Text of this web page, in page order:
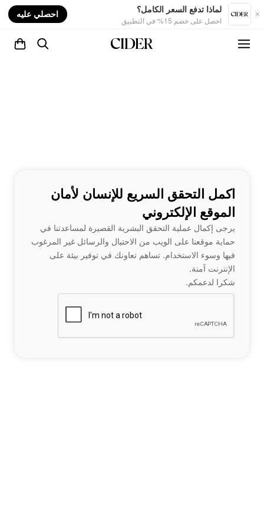
لماذا تدفع السعر الكامل؟
احصل على خصم 15% في التطبيق
احصلي عليه
اكمل التحقق السريع للإنسان لأمان
الموقع الإلكتروني
يرجى إكمال عملية التحقق البشرية القصيرة لمساعدتنا في
حماية موقعنا على الويب من الاحتيال والرسائل غير المرغوب
فيها وسوء الاستخدام. تساهم تعاونك في توفير بيئة على
الإنترنت آمنة.
شكرا لدعمكم.